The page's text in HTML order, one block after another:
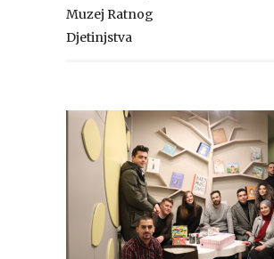
Muzej Ratnog
Djetinjstva